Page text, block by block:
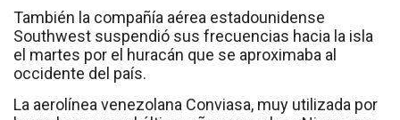
También la compañía aérea estadounidense
Southwest suspendió sus frecuencias hacia la isla
el martes por el huracán que se aproximaba al
occidente del país.
La aerolínea venezolana Conviasa, muy utilizada por